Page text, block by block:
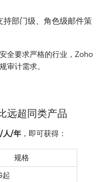
持部门级、角色级邮件策
全要求严格的行业，Zoho
审计需求。
远超同类产品
人/年 ，即可获得：
规格
起